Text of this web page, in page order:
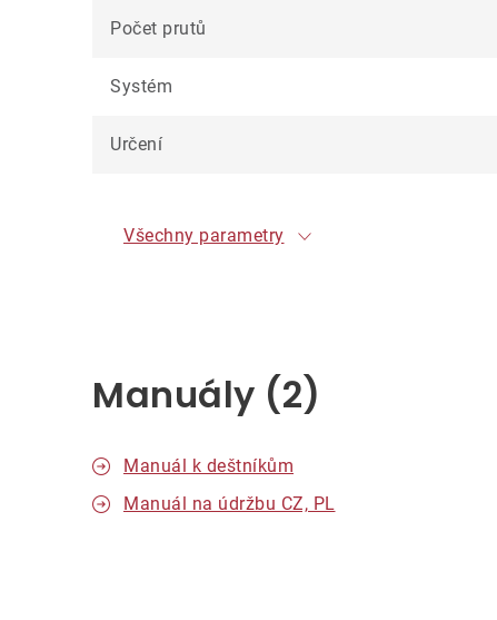
Počet prutů
Systém
Určení
Všechny parametry
Manuály (2)
Manuál k deštníkům
Manuál na údržbu CZ, PL